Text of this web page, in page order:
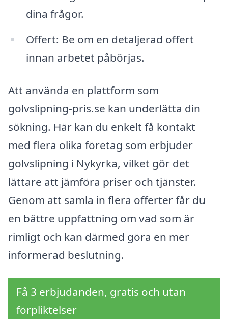
dina frågor.
Offert: Be om en detaljerad offert
innan arbetet påbörjas.
Att använda en plattform som
golvslipning-pris.se kan underlätta din
sökning. Här kan du enkelt få kontakt
med flera olika företag som erbjuder
golvslipning i Nykyrka, vilket gör det
lättare att jämföra priser och tjänster.
Genom att samla in flera offerter får du
en bättre uppfattning om vad som är
rimligt och kan därmed göra en mer
informerad beslutning.
Få 3 erbjudanden, gratis och utan
förpliktelser